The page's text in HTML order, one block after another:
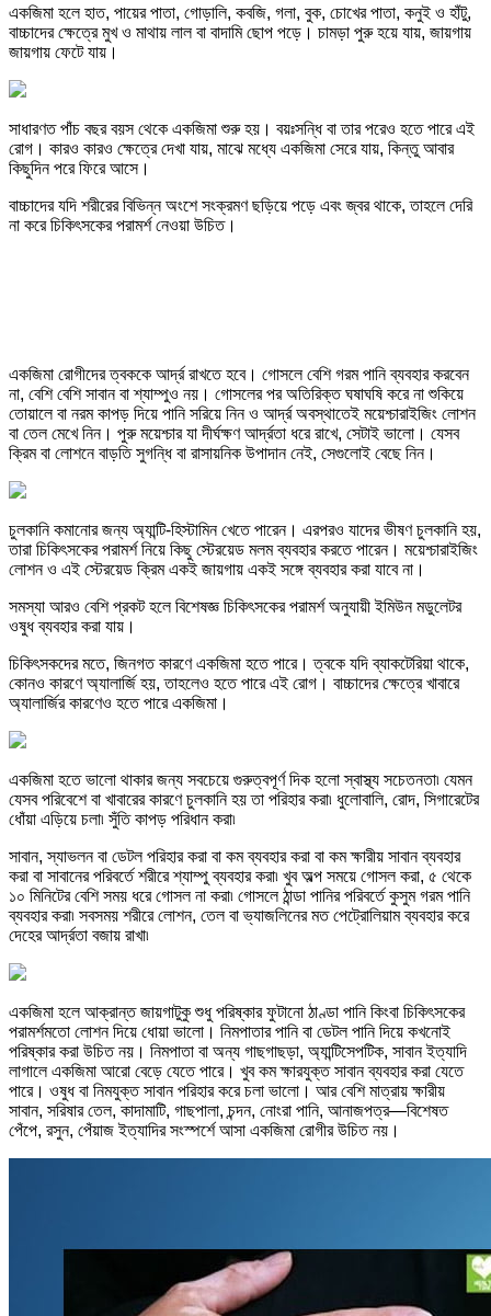
একজিমা হলে হাত, পায়ের পাতা, গোড়ালি, কবজি, গলা, বুক, চোখের পাতা, কনুই ও হাঁটু,
বাচ্চাদের ক্ষেত্রে মুখ ও মাথায় লাল বা বাদামি ছোপ পড়ে। চামড়া পুরু হয়ে যায়, জায়গায়
জায়গায় ফেটে যায়।
সাধারণত পাঁচ বছর বয়স থেকে একজিমা শুরু হয়। বয়ঃসন্ধি বা তার পরেও হতে পারে এই
রোগ। কারও কারও ক্ষেত্রে দেখা যায়, মাঝে মধ্যে একজিমা সেরে যায়, কিন্তু আবার
কিছুদিন পরে ফিরে আসে।
বাচ্চাদের যদি শরীরের বিভিন্ন অংশে সংক্রমণ ছড়িয়ে পড়ে এবং জ্বর থাকে, তাহলে দেরি
না করে চিকিৎসকের পরামর্শ নেওয়া উচিত।
একজিমা রোগীদের ত্বককে আর্দ্র রাখতে হবে। গোসলে বেশি গরম পানি ব্যবহার করবেন
না, বেশি বেশি সাবান বা শ্যাম্পুও নয়। গোসলের পর অতিরিক্ত ঘষাঘষি করে না শুকিয়ে
তোয়ালে বা নরম কাপড় দিয়ে পানি সরিয়ে নিন ও আর্দ্র অবস্থাতেই ময়েশ্চারাইজিং লোশন
বা তেল মেখে নিন। পুরু ময়েশ্চার যা দীর্ঘক্ষণ আর্দ্রতা ধরে রাখে, সেটাই ভালো। যেসব
ক্রিম বা লোশনে বাড়তি সুগন্ধি বা রাসায়নিক উপাদান নেই, সেগুলোই বেছে নিন।
চুলকানি কমানোর জন্য অ্যান্টি-হিস্টামিন খেতে পারেন। এরপরও যাদের ভীষণ চুলকানি হয়,
তারা চিকিৎসকের পরামর্শ নিয়ে কিছু স্টেরয়েড মলম ব্যবহার করতে পারেন। ময়েশ্চারাইজিং
লোশন ও এই স্টেরয়েড ক্রিম একই জায়গায় একই সঙ্গে ব্যবহার করা যাবে না।
সমস্যা আরও বেশি প্রকট হলে বিশেষজ্ঞ চিকিৎসকের পরামর্শ অনুযায়ী ইমিউন মডুলেটর
ওষুধ ব্যবহার করা যায়।
চিকিৎসকদের মতে, জিনগত কারণে একজিমা হতে পারে। ত্বকে যদি ব্যাকটেরিয়া থাকে,
কোনও কারণে অ্যালার্জি হয়, তাহলেও হতে পারে এই রোগ। বাচ্চাদের ক্ষেত্রে খাবারে
অ্যালার্জির কারণেও হতে পারে একজিমা।
একজিমা হতে ভালো থাকার জন্য সবচেয়ে গুরুত্বপূর্ণ দিক হলো স্বাস্থ্য সচেতনতা৷ যেমন
যেসব পরিবেশে বা খাবারের কারণে চুলকানি হয় তা পরিহার করা৷ ধুলোবালি, রোদ, সিগারেটের
ধোঁয়া এড়িয়ে চলা৷ সুঁতি কাপড় পরিধান করা৷
সাবান, স্যাভলন বা ডেটল পরিহার করা বা কম ব্যবহার করা বা কম ক্ষারীয় সাবান ব্যবহার
করা বা সাবানের পরিবর্তে শরীরে শ্যাম্পু ব্যবহার করা৷ খুব অল্প সময়ে গোসল করা, ৫ থেকে
১০ মিনিটের বেশি সময় ধরে গোসল না করা৷ গোসলে ঠান্ডা পানির পরিবর্তে কুসুম গরম পানি
ব্যবহার করা৷ সবসময় শরীরে লোশন, তেল বা ভ্যাজলিনের মত পেট্রোলিয়াম ব্যবহার করে
দেহের আর্দ্রতা বজায় রাখা৷
একজিমা হলে আক্রান্ত জায়গাটুকু শুধু পরিষ্কার ফুটানো ঠাণ্ডা পানি কিংবা চিকিৎসকের
পরামর্শমতো লোশন দিয়ে ধোয়া ভালো। নিমপাতার পানি বা ডেটল পানি দিয়ে কখনোই
পরিষ্কার করা উচিত নয়। নিমপাতা বা অন্য গাছগাছড়া, অ্যান্টিসেপটিক, সাবান ইত্যাদি
লাগালে একজিমা আরো বেড়ে যেতে পারে। খুব কম ক্ষারযুক্ত সাবান ব্যবহার করা যেতে
পারে। ওষুধ বা নিমযুক্ত সাবান পরিহার করে চলা ভালো। আর বেশি মাত্রায় ক্ষারীয়
সাবান, সরিষার তেল, কাদামাটি, গাছপালা, চন্দন, নোংরা পানি, আনাজপত্র—বিশেষত
পেঁপে, রসুন, পেঁয়াজ ইত্যাদির সংস্পর্শে আসা একজিমা রোগীর উচিত নয়।